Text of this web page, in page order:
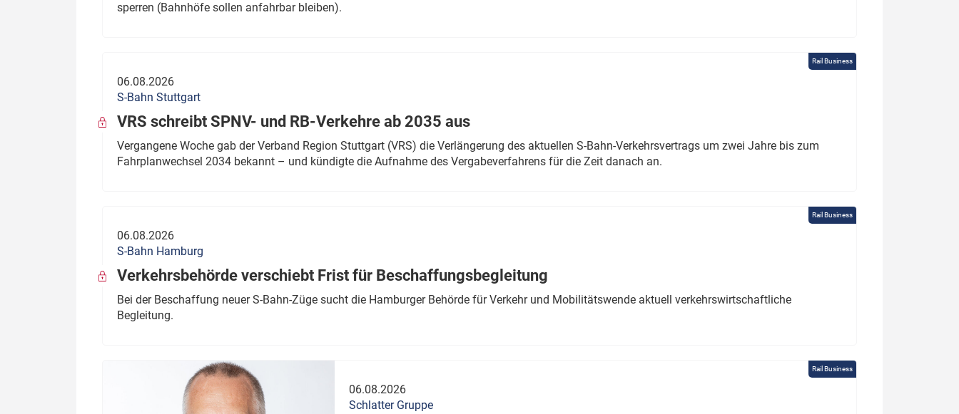
Dossier:
sperren (Bahnhöfe sollen anfahrbar bleiben).
Rail Business
06.08.2026
S-Bahn Stuttgart
VRS schreibt SPNV- und RB-Verkehre ab 2035 aus
Vergangene Woche gab der Verband Region Stuttgart (VRS) die Verlängerung des aktuellen S-Bahn-Verkehrsvertrags um zwei Jahre bis zum
Fahrplanwechsel 2034 bekannt – und kündigte die Aufnahme des Vergabeverfahrens für die Zeit danach an.
Rail Business
06.08.2026
S-Bahn Hamburg
Verkehrsbehörde verschiebt Frist für Beschaffungsbegleitung
Bei der Beschaffung neuer S-Bahn-Züge sucht die Hamburger Behörde für Verkehr und Mobilitätswende aktuell verkehrswirtschaftliche
Begleitung.
Rail Business
06.08.2026
Schlatter Gruppe